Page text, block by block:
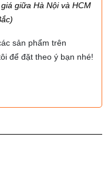
giữa Hà Nội và HCM
sản phẩm trên
để đặt theo ý bạn nhé!